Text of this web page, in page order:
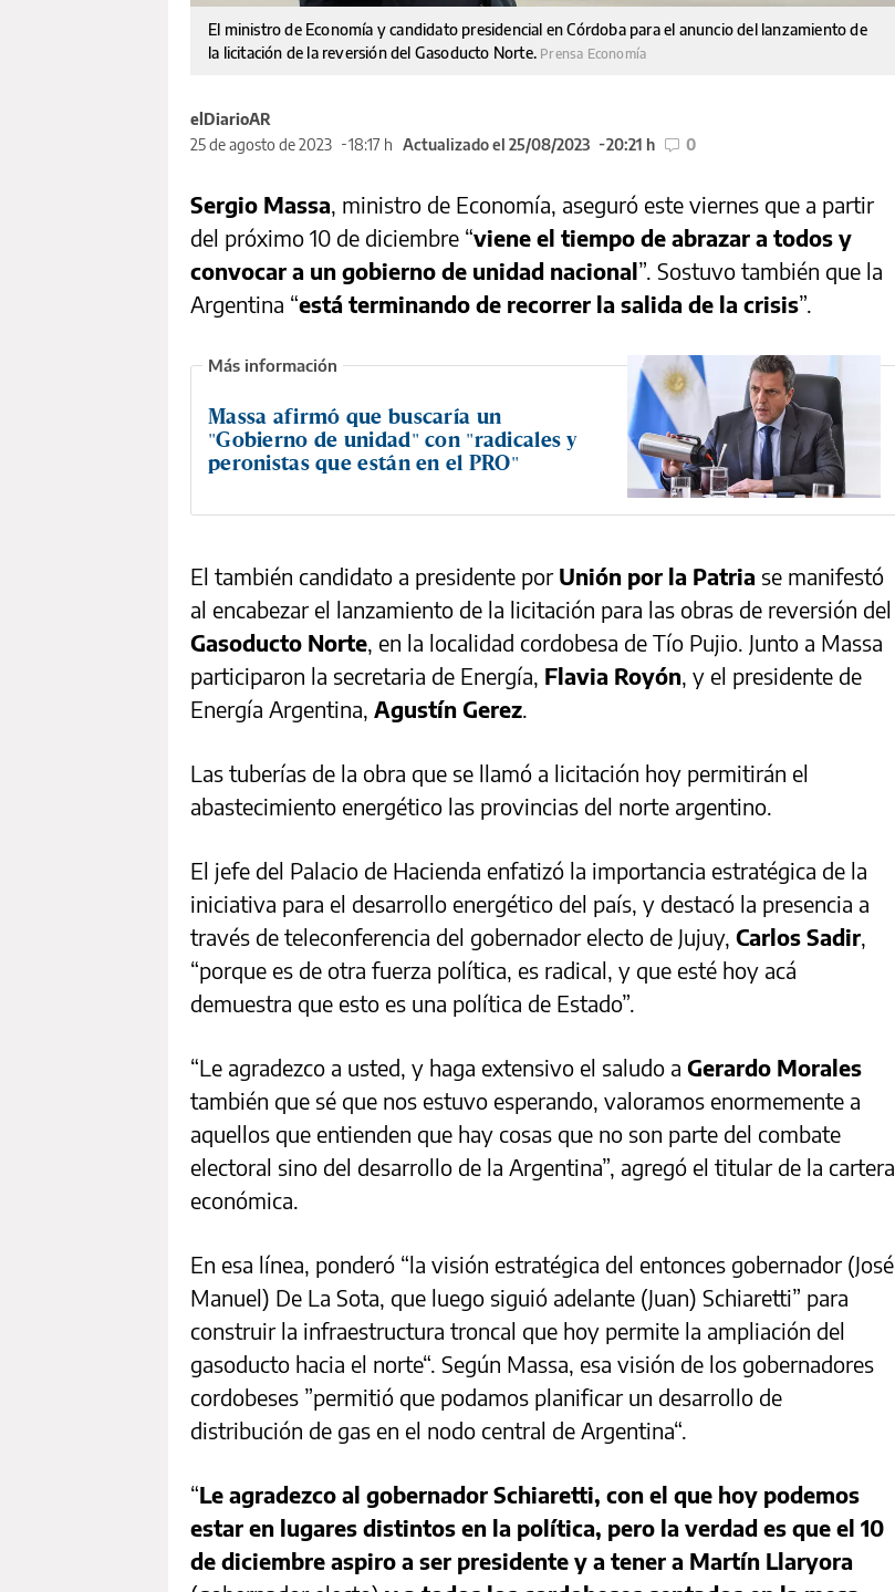
El ministro de Economía y candidato presidencial en Córdoba para el anuncio del lanzamiento de
la licitación de la reversión del Gasoducto Norte. Prensa Economía
elDiarioAR
25 de agosto de 2023
18:17 h Actualizado el 25/08/2023 20:21 h 0
Sergio Massa, ministro de Economía, aseguró este viernes que a partir
del próximo 10 de diciembre “viene el tiempo de abrazar a todos y
convocar a un gobierno de unidad nacional”. Sostuvo también que la
Argentina “está terminando de recorrer la salida de la crisis”.
Massa afirmó que buscaría un
"Gobierno de unidad" con "radicales y
peronistas que están en el PRO"
El también candidato a presidente por Unión por la Patria se manifestó
al encabezar el lanzamiento de la licitación para las obras de reversión del
Gasoducto Norte, en la localidad cordobesa de Tío Pujio. Junto a Massa
participaron la secretaria de Energía, Flavia Royón, y el presidente de
Energía Argentina, Agustín Gerez.
Las tuberías de la obra que se llamó a licitación hoy permitirán el
abastecimiento energético las provincias del norte argentino.
El jefe del Palacio de Hacienda enfatizó la importancia estratégica de la
iniciativa para el desarrollo energético del país, y destacó la presencia a
través de teleconferencia del gobernador electo de Jujuy, Carlos Sadir,
“porque es de otra fuerza política, es radical, y que esté hoy acá
demuestra que esto es una política de Estado”.
“Le agradezco a usted, y haga extensivo el saludo a Gerardo Morales
también que sé que nos estuvo esperando, valoramos enormemente a
aquellos que entienden que hay cosas que no son parte del combate
electoral sino del desarrollo de la Argentina”, agregó el titular de la cartera
económica.
En esa línea, ponderó “la visión estratégica del entonces gobernador (José
Manuel) De La Sota, que luego siguió adelante (Juan) Schiaretti” para
construir la infraestructura troncal que hoy permite la ampliación del
gasoducto hacia el norte“. Según Massa, esa visión de los gobernadores
cordobeses ”permitió que podamos planificar un desarrollo de
distribución de gas en el nodo central de Argentina“.
“Le agradezco al gobernador Schiaretti, con el que hoy podemos
estar en lugares distintos en la política, pero la verdad es que el 10
de diciembre aspiro a ser presidente y a tener a Martín Llaryora